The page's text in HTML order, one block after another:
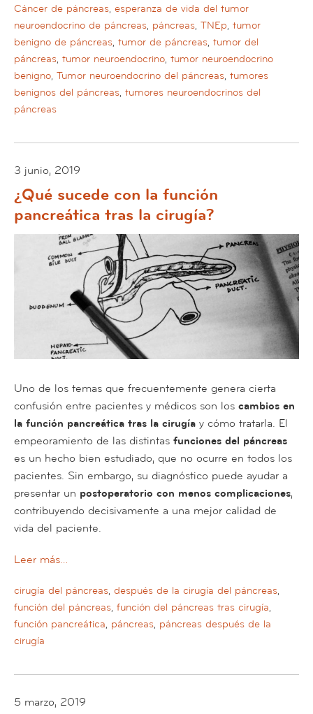
Cáncer de páncreas, esperanza de vida del tumor
neuroendocrino de páncreas, páncreas, TNEp, tumor
benigno de páncreas, tumor de páncreas, tumor del
páncreas, tumor neuroendocrino, tumor neuroendocrino
benigno, Tumor neuroendocrino del páncreas, tumores
benignos del páncreas, tumores neuroendocrinos del
páncreas
3 junio, 2019
¿Qué sucede con la función
pancreática tras la cirugía?
Uno de los temas que frecuentemente genera cierta
confusión entre pacientes y médicos son los cambios en
la función pancreática tras la cirugía y cómo tratarla. El
empeoramiento de las distintas funciones del páncreas
es un hecho bien estudiado, que no ocurre en todos los
pacientes. Sin embargo, su diagnóstico puede ayudar a
presentar un postoperatorio con menos complicaciones,
contribuyendo decisivamente a una mejor calidad de
vida del paciente.
Leer más…
cirugía del páncreas, después de la cirugía del páncreas,
función del páncreas, función del páncreas tras cirugía,
función pancreática, páncreas, páncreas después de la
cirugía
5 marzo, 2019